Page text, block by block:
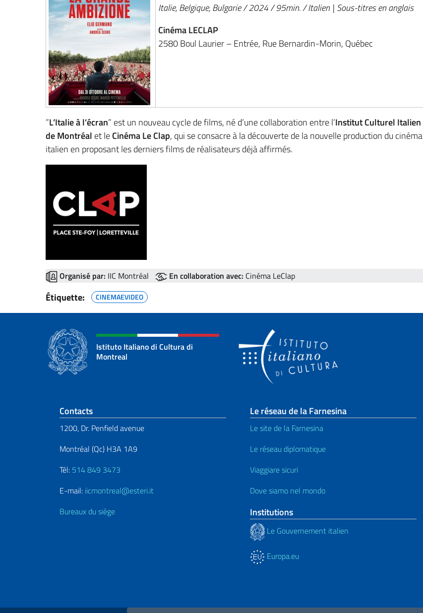
Italie, Belgique, Bulgarie / 2024 / 95min. / Italien | Sous-titres en anglais
Cinéma LECLAP
2580 Boul Laurier – Entrée, Rue Bernardin-Morin, Québec
”L’Italie à l’écran” est un nouveau cycle de films, né d’une collaboration entre l’Institut Culturel Italien
de Montréal et leCinéma Le Clap, qui se consacre à la découverte de la nouvelle production du cinéma
italien en proposant les derniers films de réalisateurs déjà affirmés.
Organisé par: IIC Montréal En collaboration avec: Cinéma LeClap
Étiquette: CINEMAEVIDEO
Istituto Italiano di Cultura di
Montreal
Section de pied de page
Contacts
1200, Dr. Penfield avenue
Montréal (Qc) H3A 1A9
Tél: 514 849 3473
E-mail: iicmontreal@esteri.it
Bureaux du siège
Le réseau de la Farnesina
Le site de la Farnesina
Le réseau diplomatique
Viaggiare sicuri
Dove siamo nel mondo
Institutions
Le Gouvernement italien
Europa.eu